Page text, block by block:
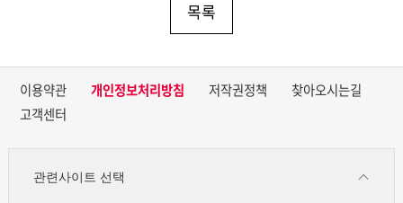
목록
이용약관 개인정보처리방침 저작권정책
찾아오시는길
고객센터
관련사이트 선택